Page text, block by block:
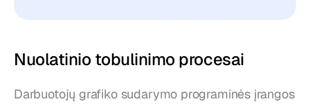
Nuolatinio tobulinimo procesai
Darbuotojų grafiko sudarymo programinės įrangos